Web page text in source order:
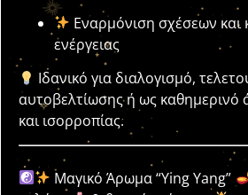
Εναρμόνιση σχέσεων και
ενέργειας
Ιδανικό για διαλογισμό,
αυτοβελτίωσης ή ως καθημερινό
και ισορροπίας.
Μαγικό Άρωμα “Ying Yang”